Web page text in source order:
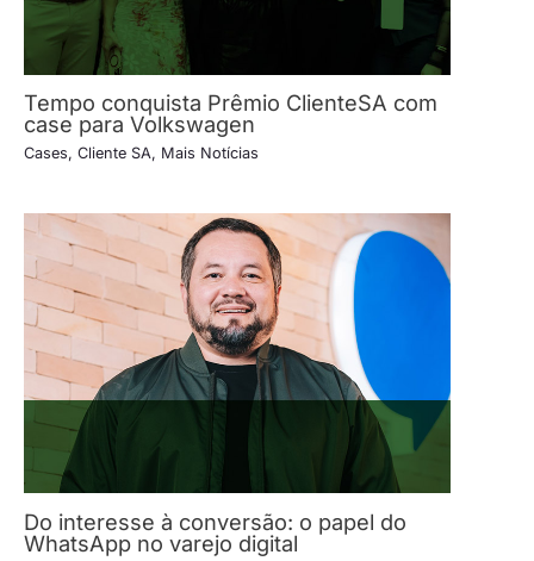
Tempo conquista Prêmio ClienteSA com
case para Volkswagen
Cases, Cliente SA, Mais Notícias
Do interesse à conversão: o papel do
WhatsApp no varejo digital